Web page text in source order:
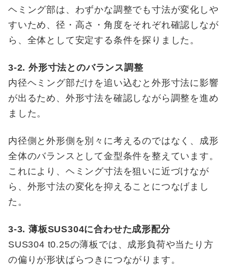
ヘミング部は、わずかな調整でも寸法が変化しや
すいため、径・高さ・角度をそれぞれ確認しなが
ら、全体として安定する条件を探りました。
3-2. 外形寸法とのバランス調整
内径ヘミング部だけを追い込むと外形寸法に影響
が出るため、外形寸法を確認しながら調整を進め
ました。
内径側と外形側を別々に考えるのではなく、成形
全体のバランスとして金型条件を整えています。
これにより、ヘミング寸法を狙いに近づけなが
ら、外形寸法の変化を抑えることにつなげまし
た。
3-3. 薄板SUS304に合わせた成形配分
SUS304 t0.25の薄板では、成形負荷や当たり方
の偏りが形状ばらつきにつながります。